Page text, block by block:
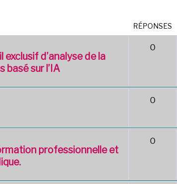
RÉPONSES
d’analyse de la
sur l’IA
0
0
professionnelle et
0